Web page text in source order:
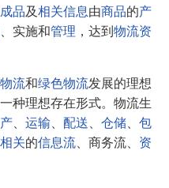
成品及相关信息由商品的产
、实施和管理 ，达到 物流资
流和绿色物流发展的理想
种理想存在形式。物流生
运输 配送 仓储
包
相关的信息流 、商务流、 资